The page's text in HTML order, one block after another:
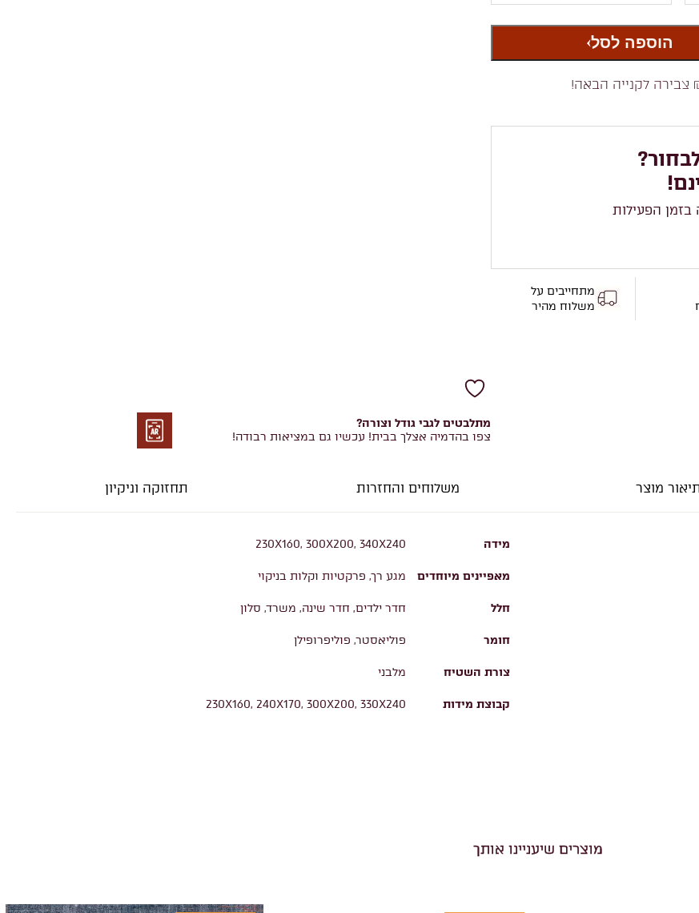
הוספה לסל
צבירה לקנייה הבאה!
בזמן הפעילות
מתחייבים על
משלוח מהיר
מתלבטים לגבי גודל וצורה?
צפו בהדמיה אצלך בבית! עכשיו גם במציאות רבודה!
מוצר משלוחים והחזרות תחזוקה וניקיון
מידה 230X160, 300X200, 340X240
מאפיינים מיוחדים מגע רך, פרקטיות וקלות בניקוי
חלל חדר ילדים, חדר שינה, משרד, סלון
חומר פוליאסטר, פוליפרופילן
צורת השטיח מלבני
קבוצת מידות 230X160, 240X170, 300X200, 330X240
מוצרים שיעניינו אותך